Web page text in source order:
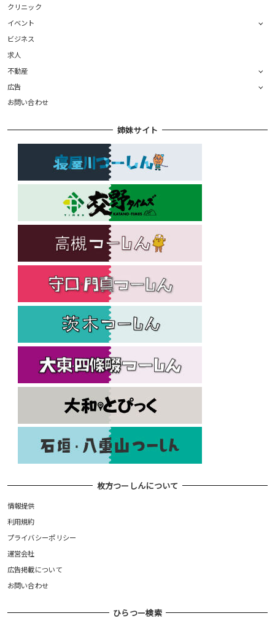
クリニック
イベント
ビジネス
求人
不動産
広告
お問い合わせ
姉妹サイト
枚方つーしんについて
情報提供
利用規約
プライバシーポリシー
運営会社
広告掲載について
お問い合わせ
ひらつー検索